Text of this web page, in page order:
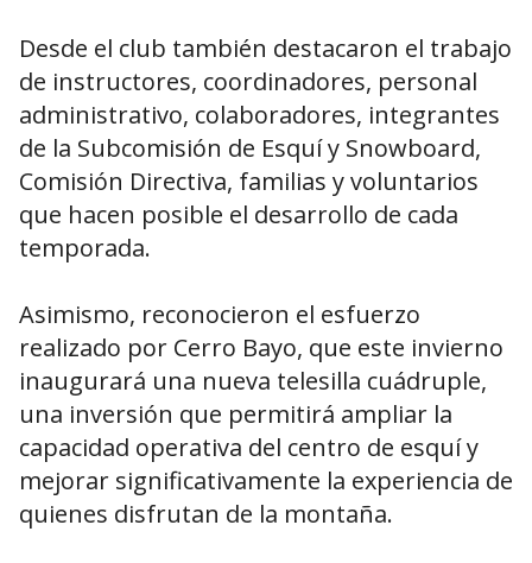
Desde el club también destacaron el trabajo
de instructores, coordinadores, personal
administrativo, colaboradores, integrantes
de la Subcomisión de Esquí y Snowboard,
Comisión Directiva, familias y voluntarios
que hacen posible el desarrollo de cada
temporada.
Asimismo, reconocieron el esfuerzo
realizado por Cerro Bayo, que este invierno
inaugurará una nueva telesilla cuádruple,
una inversión que permitirá ampliar la
capacidad operativa del centro de esquí y
mejorar significativamente la experiencia de
quienes disfrutan de la montaña.